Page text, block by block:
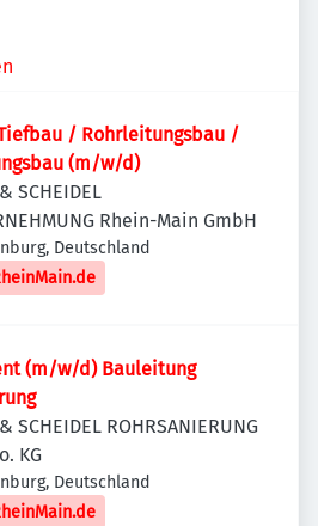
/ Rohrleitungsbau /
(m/w/d)
SCHEIDEL
Rhein-Main GmbH
Deutschland
(m/w/d) Bauleitung
SCHEIDEL ROHRSANIERUNG
KG
Deutschland